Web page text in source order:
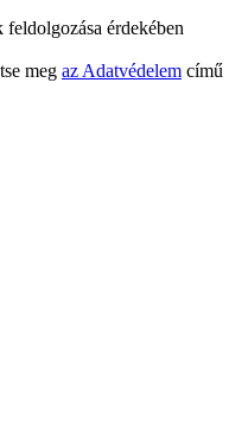
feldolgozása érdekében
meg az Adatvédelem című